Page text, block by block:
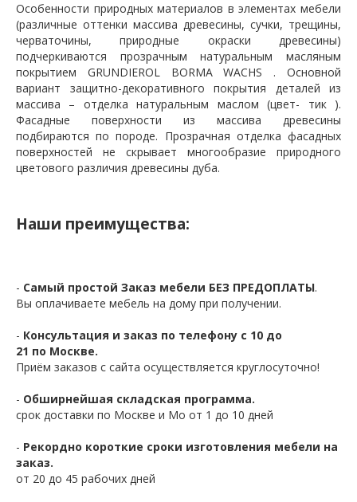
Особенности природных материалов в элементах мебели
(различные оттенки массива древесины, сучки, трещины,
черваточины, природные окраски древесины)
подчеркиваются прозрачным натуральным масляным
покрытием GRUNDIEROL BORMA WACHS . Основной
вариант защитно-декоративного покрытия деталей из
массива – отделка натуральным маслом (цвет- тик ).
Фасадные поверхности из массива древесины
подбираются по породе. Прозрачная отделка фасадных
поверхностей не скрывает многообразие природного
цветового различия древесины дуба.
Наши преимущества:
- Самый простой Заказ мебели БЕЗ ПРЕДОПЛАТЫ.
Вы оплачиваете мебель на дому при получении.
- Консультация и заказ по телефону с 10 до
21 по Москве.
Приём заказов с сайта осуществляется круглосуточно!
- Обширнейшая складская программа.
срок доставки по Москве и Мо от 1 до 10 дней
- Рекордно короткие сроки изготовления мебели на
заказ.
от 20 до 45 рабочих дней